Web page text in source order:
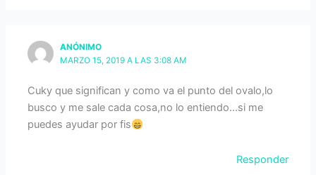
ANÓNIMO
MARZO 15, 2019 A LAS 3:08 AM
Cuky que significan y como va el punto del ovalo,lo
busco y me sale cada cosa,no lo entiendo…si me
puedes ayudar por fis
Responder